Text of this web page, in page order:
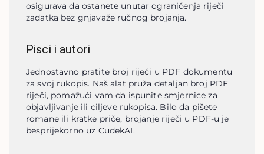
osigurava da ostanete unutar ograničenja riječi
zadatka bez gnjavaže ručnog brojanja.
Pisci i autori
Jednostavno pratite broj riječi u PDF dokumentu
za svoj rukopis. Naš alat pruža detaljan broj PDF
riječi, pomažući vam da ispunite smjernice za
objavljivanje ili ciljeve rukopisa. Bilo da pišete
romane ili kratke priče, brojanje riječi u PDF-u je
besprijekorno uz CudekAI.